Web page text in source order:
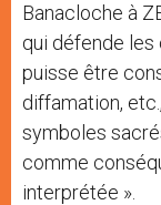
Banacloche à
qui défende les
puisse être
diffamation,
symboles
comme
interprétée ».